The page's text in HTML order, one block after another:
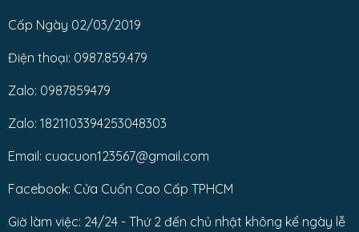
Cấp Ngày 02/03/2019
Điện thoại: 0987.859.479
Zalo: 0987859479
Zalo: 1821103394253048303
Email: cuacuon123567@gmail.com
Facebook: Cửa Cuốn Cao Cấp TPHCM
Giờ làm việc: 24/24 - Thứ 2 đến chủ nhật không kể ngày lễ